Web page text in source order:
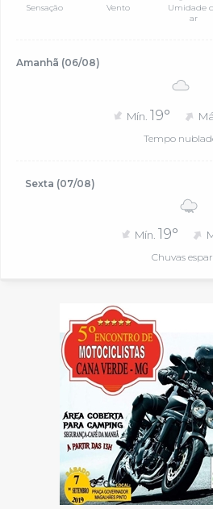
Sensação Vento
Umidade
ar
Amanhã (06/08)
Mín. 19°
Tempo
Sexta (07/08)
Mín. 19°
Chuvas